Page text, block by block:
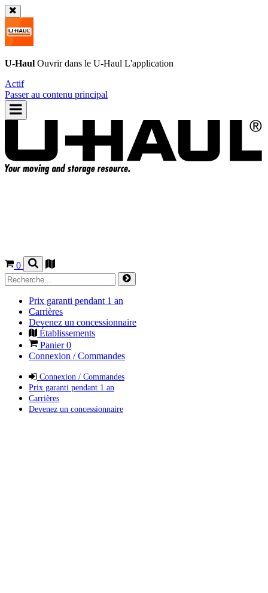
U-Haul Ouvrir dans le U-Haul L'application
Actif
Passer au contenu principal
0
Prix garanti pendant 1 an
Carrières
Devenez un concessionnaire
Établissements
Panier0
Connexion / Commandes
Connexion / Commandes
Prix garanti pendant 1 an
Carrières
Devenez un concessionnaire